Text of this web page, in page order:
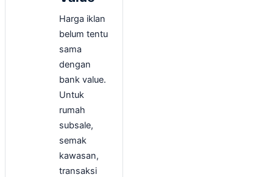
Harga iklan
belum tentu
sama
dengan
bank value.
Untuk
rumah
subsale,
semak
kawasan,
transaksi